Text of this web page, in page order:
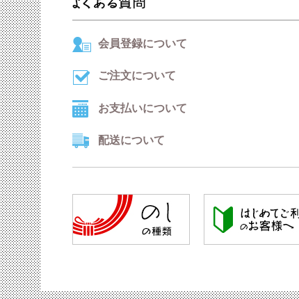
会員登録について
ご注文について
お支払いについて
配送について